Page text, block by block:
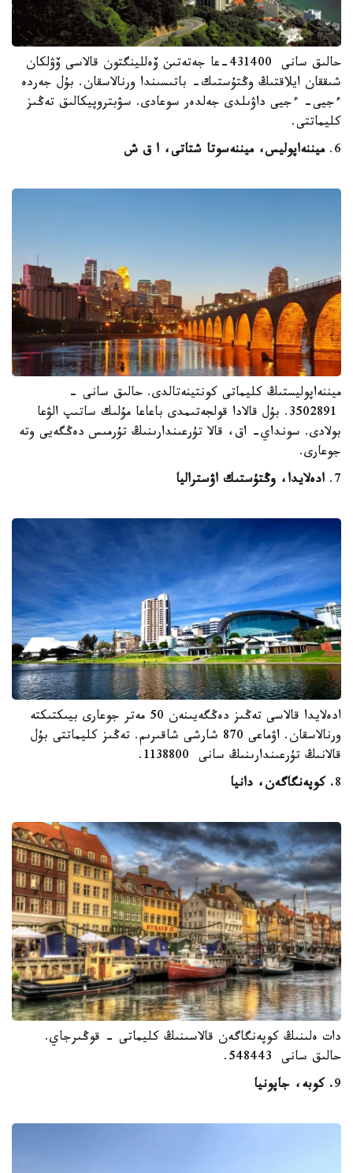
حالىق سانى 431400-عا جەتەتىن ۆەللينگتون قالاسى ۆۋلكان
شىققان ايلاقتىڭ وڭتۇستىك- باتىسىندا ورنالاسقان. بۇل جەردە
ءجيى- ءجيى داۋىلدى جەلدەر سوعادى. سۋبتروپيكالىق تەڭىز
كليماتتى.
6. ميننەاپوليس، ميننەسوتا شتاتى، ا ق ش
ميننەاپوليستىڭ كليماتى كونتينەتالدى. حالىق سانى -
3502891. بۇل قالادا قولجەتىمدى باعاعا مۇلىك ساتىپ الۋعا
بولادى. سونداي- اق، قالا تۇرعىندارىنىڭ تۇرمىس دەڭگەيى وتە
جوعارى.
7. ادەلايدا، وڭتۇستىك اۋستراليا
ادەلايدا قالاسى تەڭىز دەڭگەيىنەن 50 مەتر جوعارى بيىكتىكتە
ورنالاسقان. اۋماعى 870 شارشى شاقىرىم. تەڭىز كليماتتى بۇل
قالانىڭ تۇرعىندارىنىڭ سانى 1138800.
8. كوپەنگاگەن، دانيا
دات ەلىنىڭ كوپەنگاگەن قالاسىنىڭ كليماتى - قوڭىرجاي.
حالىق سانى 548443.
9. كوبە، جاپونيا